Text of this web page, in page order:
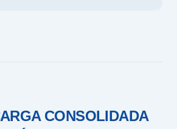
CONSOLIDADA